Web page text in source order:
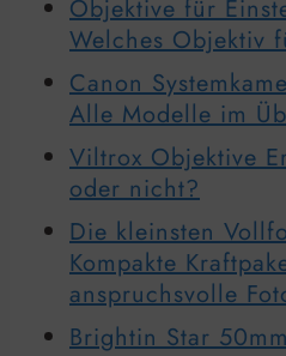
Objektive für
Welches Objektiv
Canon
Alle Modelle im
Viltrox Objektive
oder nicht?
Die kleinsten
Kompakte
anspruchsvolle
Brightin Star